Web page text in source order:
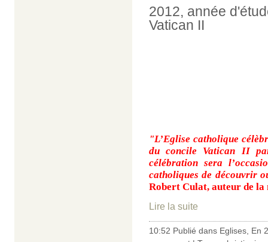
2012, année
Vatican II
"L’Eglise catholique
du concile Vatican II
célébration sera
catholiques de découvrir
Robert Culat, auteur de la
Lire la suite
10:52 Publié dans Eglises En